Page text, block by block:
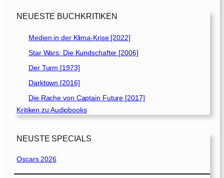
NEUESTE BUCHKRITIKEN
Medien in der Klima-Krise [2022]
Star Wars: Die Kundschafter [2006]
Der Turm [1973]
Darktown [2016]
Die Rache von Captain Future [2017]
Kritiken zu Audiobooks
NEUSTE SPECIALS
Oscars 2026